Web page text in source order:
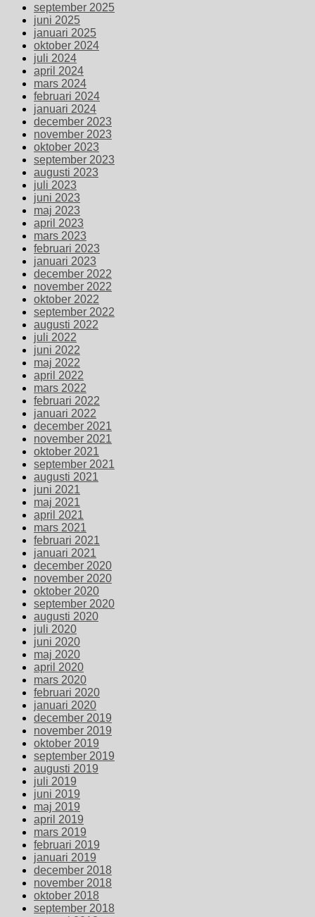
september 2025
juni 2025
januari 2025
oktober 2024
juli 2024
april 2024
mars 2024
februari 2024
januari 2024
december 2023
november 2023
oktober 2023
september 2023
augusti 2023
juli 2023
juni 2023
maj 2023
april 2023
mars 2023
februari 2023
januari 2023
december 2022
november 2022
oktober 2022
september 2022
augusti 2022
juli 2022
juni 2022
maj 2022
april 2022
mars 2022
februari 2022
januari 2022
december 2021
november 2021
oktober 2021
september 2021
augusti 2021
juni 2021
maj 2021
april 2021
mars 2021
februari 2021
januari 2021
december 2020
november 2020
oktober 2020
september 2020
augusti 2020
juli 2020
juni 2020
maj 2020
april 2020
mars 2020
februari 2020
januari 2020
december 2019
november 2019
oktober 2019
september 2019
augusti 2019
juli 2019
juni 2019
maj 2019
april 2019
mars 2019
februari 2019
januari 2019
december 2018
november 2018
oktober 2018
september 2018